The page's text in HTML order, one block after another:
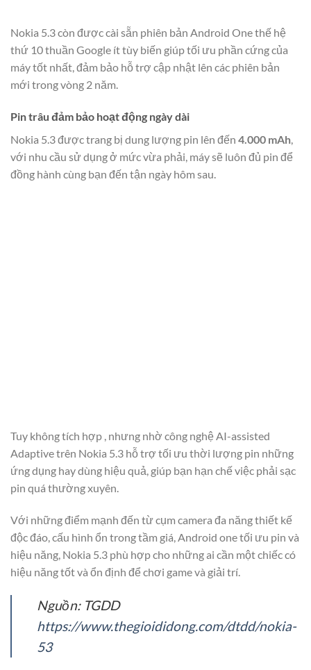
Nokia 5.3 còn được cài sẵn phiên bản Android One thế hệ
thứ 10 thuần Google ít tùy biến giúp tối ưu phần cứng của
máy tốt nhất, đảm bảo hỗ trợ cập nhật lên các phiên bản
mới trong vòng 2 năm.
Pin trâu đảm bảo hoạt động ngày dài
Nokia 5.3 được trang bị dung lượng pin lên đến 4.000 mAh,
với nhu cầu sử dụng ở mức vừa phải, máy sẽ luôn đủ pin để
đồng hành cùng bạn đến tận ngày hôm sau.
Tuy không tích hợp , nhưng nhờ công nghệ AI-assisted
Adaptive trên Nokia 5.3 hỗ trợ tối ưu thời lượng pin những
ứng dụng hay dùng hiệu quả, giúp bạn hạn chế việc phải sạc
pin quá thường xuyên.
Với những điểm mạnh đến từ cụm camera đa năng thiết kế
độc đáo, cấu hình ổn trong tầm giá, Android one tối ưu pin và
hiệu năng, Nokia 5.3 phù hợp cho những ai cần một chiếc có
hiệu năng tốt và ổn định để chơi game và giải trí.
Nguồn: TGDD
https://www.thegioididong.com/dtdd/nokia-
53